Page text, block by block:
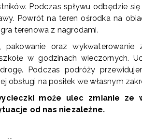
Podczas spływu odbędzie
Powrót na teren ośrodka na
terenowa z nagrodami.
oraz wykwaterowanie
w godzinach wieczornych.
Podczas podróży
obsługi na posiłek we własnym
może ulec zmianie ze
od nas niezależne.